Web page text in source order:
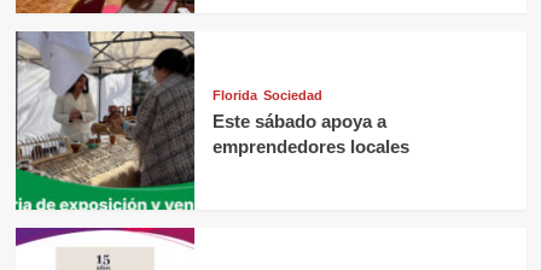
Florida Sociedad
Este sábado apoya a
emprendedores locales